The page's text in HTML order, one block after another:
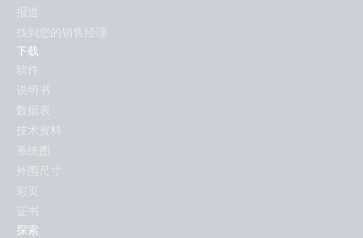
探索
下载
软件
说明书
数据表
技术资料
系统图
外围尺寸
彩页
证书
报道
找到您的销售经理